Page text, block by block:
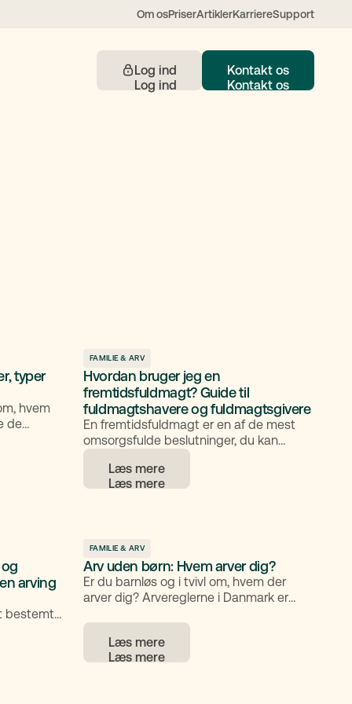
Om osPriserArtiklerKarriereSupport
Log ind Kontakt os
typer
hvem
de
reglerne
kan
FAMILIE & ARV
Hvordan bruger jeg en
fremtidsfuldmagt? Guide til
fuldmagtshavere og fuldmagtsgivere
En fremtidsfuldmagt er en af de mest
omsorgsfulde beslutninger, du kan
træffe for dig selv og for dem, du holder
af. Men hvornår træder den egentlig i
kraft, og hvordan bruger du den i
uanset om du skal vælge en
fuldmagtshaver eller selv er blevet det.
Læs mere
arving
bestemt
fra et
En
boet,
FAMILIE & ARV
Arv uden børn: Hvem arver dig?
Er du barnløs og i tvivl om, hvem der
arver dig? Arvereglerne i Danmark er
der arver, hvis du ikke selv har oprettet et
testamente. Her får du en gennemgang
af de generelle regler, og hvordan du kan
Læs mere